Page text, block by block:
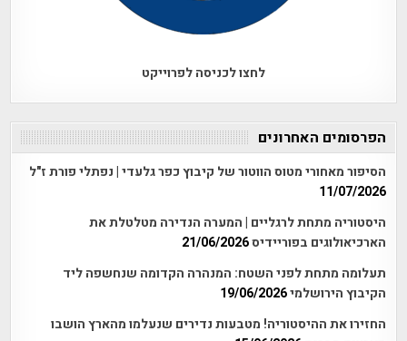
לחצו לכניסה לפרוייקט
הפרסומים האחרונים
הסיפור מאחורי מטוס הווטור של קיבוץ כפר גלעדי | נפתלי פורת ז"ל
11/07/2026
היסטוריה מתחת לרגליים | המערה הנדירה מטלטלת את
הארכיאולוגים בפוריידיס21/06/2026
תעלומה מתחת לפני השטח: המנהרה הקדומה שנחשפה ליד
הקיבוץ הירושלמי19/06/2026
החזירו את ההיסטוריה! מטבעות נדירים שנעלמו מהארץ הושבו